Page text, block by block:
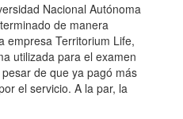
Nacional Autónoma
de manera
empresa Territorium Life,
utilizada para el examen
de que ya pagó más
el servicio. A la par, la